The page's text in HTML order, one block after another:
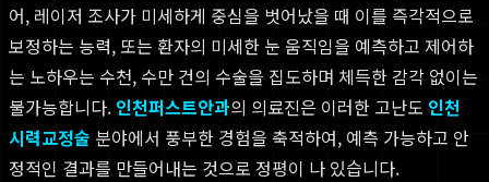
어, 레이저 조사가 미세하게 중심을 벗어났을 때 이를 즉각적으로
보정하는 능력, 또는 환자의 미세한 눈 움직임을 예측하고 제어하
는 노하우는 수천, 수만 건의 수술을 집도하며 체득한 감각 없이는
불가능합니다. 인천퍼스트안과의 의료진은 이러한 고난도 인천
시력교정술 분야에서 풍부한 경험을 축적하여, 예측 가능하고 안
정적인 결과를 만들어내는 것으로 정평이 나 있습니다.